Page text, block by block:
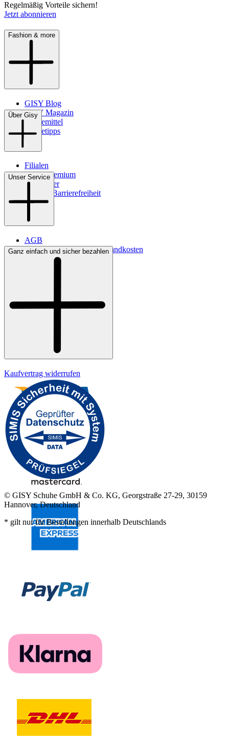
Regelmäßig Vorteile sichern!
Jetzt abonnieren
Fashion & more
GISY Blog
GISY Magazin
Pflegemittel
Pflegetipps
Über Gisy
Filialen
WMS-Premium
Newsletter
Digitale Barrierefreiheit
Unser Service
AGB
Lieferbedingungen & Versandkosten
Bezahlung
Ganz einfach und sicher bezahlen
Kaufvertrag widerrufen
© GISY Schuhe GmbH & Co. KG, Georgstraße 27-29, 30159
Hannover, Deutschland
* gilt nur für Bestellungen innerhalb Deutschlands